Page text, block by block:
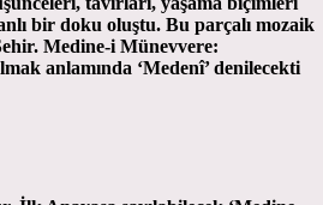
bir doku oluştu. Bu parçalı mozaik
Medine-i Münevvere:
anlamında ‘Medenî’ denilecekti